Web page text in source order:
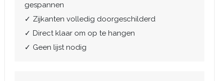
gespannen
✓ Zijkanten volledig doorgeschilderd
✓ Direct klaar om op te hangen
✓ Geen lijst nodig